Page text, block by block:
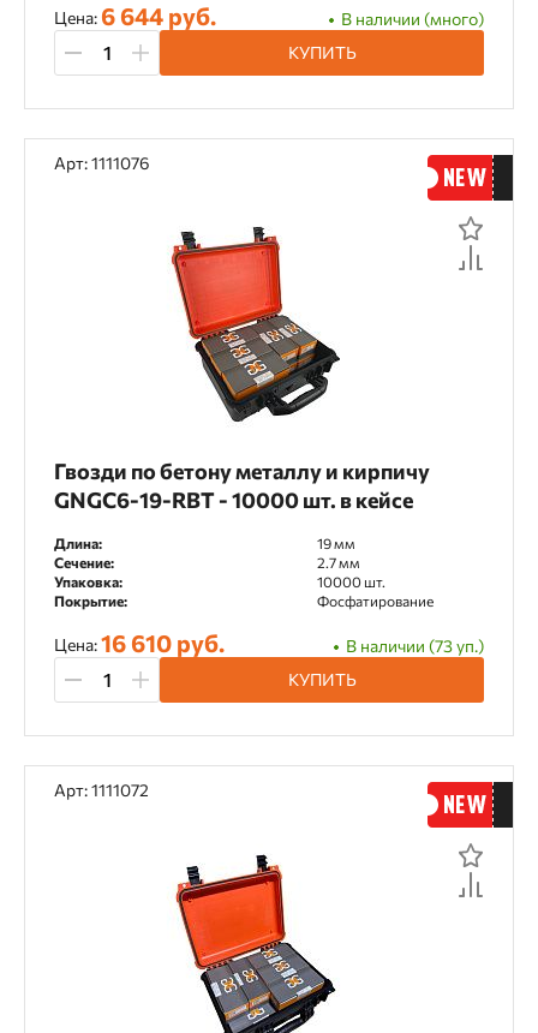
Цена: 6 644 руб.
В наличии (много)
КУПИТЬ
Арт: 1111076
Гвозди по бетону металлу и кирпичу
GNGC6-19-RBT - 10000 шт. в кейсе
Длина:
19 мм
Сечение:
2.7 мм
Упаковка:
10000 шт.
Покрытие:
Фосфатирование
Цена:16 610 руб.
В наличии (73 уп.)
КУПИТЬ
Арт: 1111072